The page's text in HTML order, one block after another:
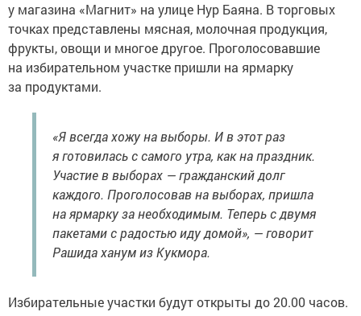
у магазина «Магнит» на улице Нур Баяна. В торговых
точках представлены мясная, молочная продукция,
фрукты, овощи и многое другое. Проголосовавшие
на избирательном участке пришли на ярмарку
за продуктами.
«Я всегда хожу на выборы. И в этот раз
я готовилась с самого утра, как на праздник.
Участие в выборах — гражданский долг
каждого. Проголосовав на выборах, пришла
на ярмарку за необходимым. Теперь с двумя
пакетами с радостью иду домой», — говорит
Рашида ханум из Кукмора.
Избирательные участки будут открыты до 20.00 часов.